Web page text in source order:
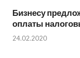
Бизнесу
оплаты
24.02.2020